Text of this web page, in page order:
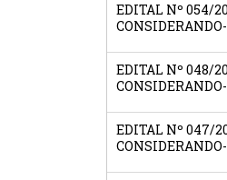
EDITAL Nº 054/
EDITAL Nº 048/
EDITAL Nº 047/